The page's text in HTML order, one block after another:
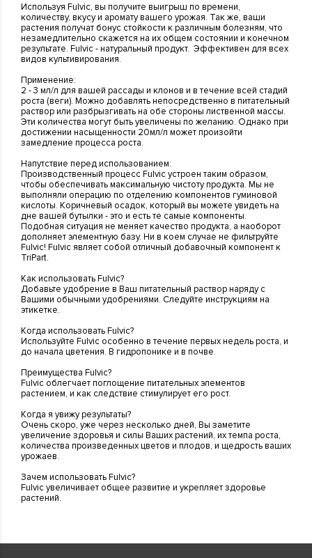
Используя Fulvic, вы получите выигрыш по времени,
количеству, вкусу и аромату вашего урожая. Так же, ваши
растения получат бонус стойкости к различным болезням, что
незамедлительно скажется на их общем состоянии и конечном
результате. Fulvic - натуральный продукт. Эффективен для всех
видов культивирования.
Применение:
2 - 3 мл/л для вашей рассады и клонов и в течение всей стадий
роста (веги). Можно добавлять непосредственно в питательный
раствор или разбрызгивать на обе стороны лиственной массы.
Эти количества могут быть увеличены по желанию. Однако при
достижении насыщенности 20мл/л может произойти
замедление процесса роста.
Напутствие перед использованием:
Производственный процесс Fulvic устроен таким образом,
чтобы обеспечивать максимальную чистоту продукта. Мы не
выполняли операцию по отделению компонентов гуминовой
кислоты. Коричневый осадок, который вы можете увидеть на
дне вашей бутылки - это и есть те самые компоненты.
Подобная ситуация не меняет качество продукта, а наоборот
дополняет элементную базу. Ни в коем случае не фильтруйте
Fulvic! Fulvic являет собой отличный добавочный компонент к
TriPart.
Как использовать Fulvic?
Добавьте удобрение в Ваш питательный раствор наряду с
Вашими обычными удобрениями. Следуйте инструкциям на
этикетке.
Когда использовать Fulvic?
Используйте Fulvic особенно в течение первых недель роста, и
до начала цветения. В гидропонике и в почве.
Преимущества Fulvic?
Fulvic облегчает поглощение питательных элементов
растением, и как следствие стимулирует его рост.
Когда я увижу результаты?
Очень скоро, уже через несколько дней, Вы заметите
увеличение здоровья и силы Ваших растений, их темпа роста,
количества произведенных цветов и плодов, и щедрость ваших
урожаев.
Зачем использовать Fulvic?
Fulvic увеличивает общее развитие и укрепляет здоровье
растений.